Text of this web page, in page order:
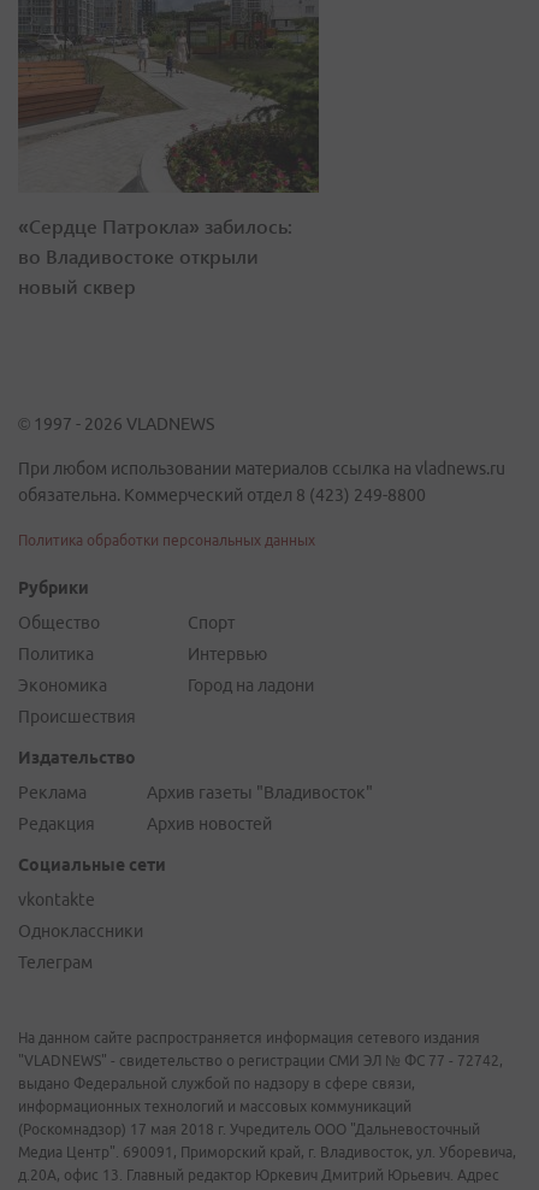
«Сердце Патрокла» забилось:
во Владивостоке открыли
новый сквер
© 1997 - 2026 VLADNEWS
При любом использовании материалов ссылка на vladnews.ru
обязательна. Коммерческий отдел 8 (423) 249-8800
Политика обработки персональных данных
Рубрики
Общество
Политика
Экономика
Происшествия
Спорт
Интервью
Город на ладони
Издательство
Реклама
Редакция
Архив газеты "Владивосток"
Архив новостей
Социальные сети
vkontakte
Одноклассники
Телеграм
На данном сайте распространяется информация сетевого издания
"VLADNEWS" - свидетельство о регистрации СМИ ЭЛ № ФС 77 - 72742,
выдано Федеральной службой по надзору в сфере связи,
информационных технологий и массовых коммуникаций
(Роскомнадзор) 17 мая 2018 г. Учредитель ООО "Дальневосточный
Медиа Центр". 690091, Приморский край, г. Владивосток, ул. Уборевича,
д.20А, офис 13. Главный редактор Юркевич Дмитрий Юрьевич. Адрес